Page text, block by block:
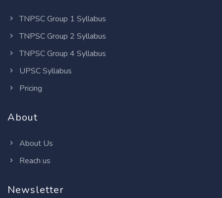
TNPSC Group 1 Syllabus
TNPSC Group 2 Syllabus
TNPSC Group 4 Syllabus
UPSC Syllabus
Pricing
About
About Us
Reach us
Newsletter